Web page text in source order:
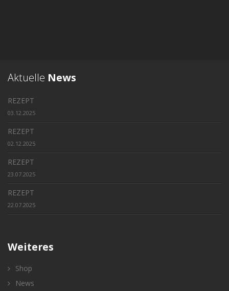
Aktuelle News
REZEPT
03.12.2025
REZEPT
02.12.2025
REZEPT
23.07.2025
REZEPT
22.07.2025
Weiteres
Shop
News